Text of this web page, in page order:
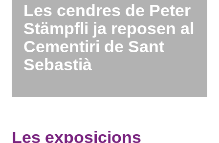
Les cendres de Peter
Stämpfli ja reposen al
Cementiri de Sant
Sebastià
Les exposicions